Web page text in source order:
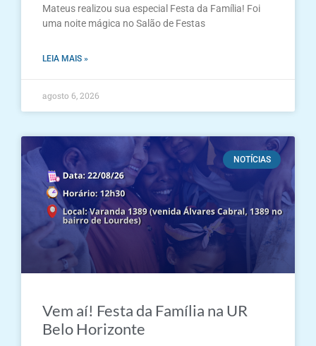
Mateus realizou sua especial Festa da Família! Foi
uma noite mágica no Salão de Festas
LEIA MAIS »
agosto 6, 2026
NOTÍCIAS
Vem aí! Festa da Família na UR
Belo Horizonte